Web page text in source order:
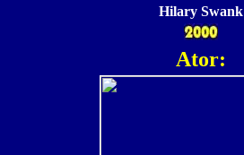
Hilary Swank
Ator: